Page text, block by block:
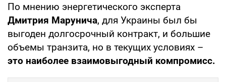
По мнению энергетического эксперта
Дмитрия Марунича, для Украины был бы
выгоден долгосрочный контракт, и большие
объемы транзита, но в текущих условиях –
это наиболее взаимовыгодный компромисс.